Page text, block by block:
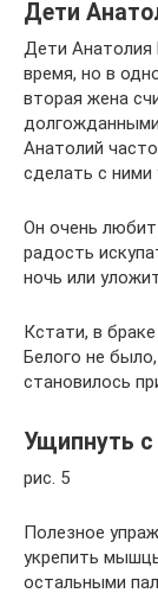
Дети
Дети Анатолия
время, но в
вторая жена
Анатолий
сделать с ними
Он очень
радость
ночь или
Кстати, в
Белого не
становилось
Ущипнуть
рис. 5
Полезное
укрепить
остальными